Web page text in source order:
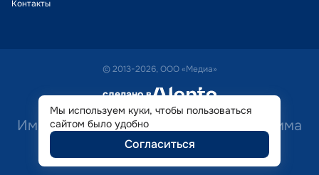
Контакты
© 2013-2026, ООО «Медиа»
сделано в alente
Имеются противопоказания. Необходима
консультация специалиста.
Мы используем куки, чтобы пользоваться
сайтом было удобно
Согласиться